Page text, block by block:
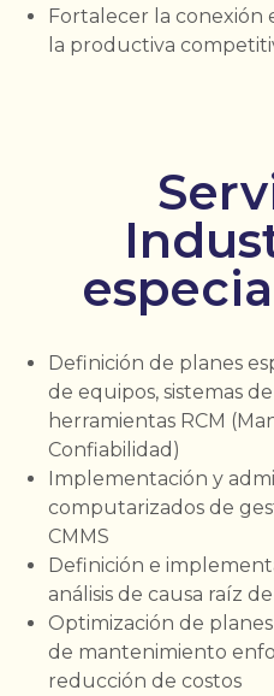
Fortalecer la conexión
la productiva
Definición de planes
de equipos, sistemas
herramientas RCM
Confiabilidad)
Implementación y
computarizados de
CMMS
Definición e
análisis de causa raíz
Optimización de
de mantenimiento
reducción de costos